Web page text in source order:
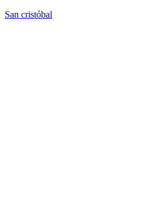
San cristóbal